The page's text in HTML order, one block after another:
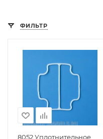
ФИЛЬТР
8052 Уплотнительное